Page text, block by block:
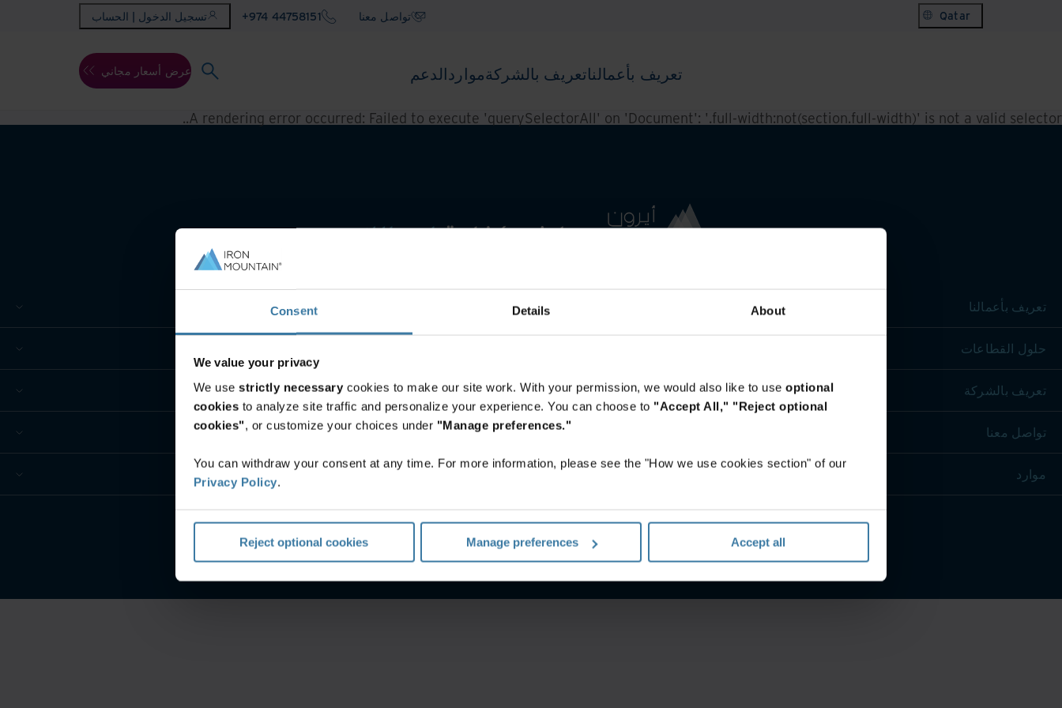
Consent Details About
We value your privacy
We use strictly necessary cookies to make our site work. With your permission, we would also like to use optional
cookies to analyze site traffic and personalize your experience. You can choose to "Accept All," "Reject optional
cookies", or customize your choices under "Manage preferences."
You can withdraw your consent at any time. For more information, please see the "How we use cookies section" of our
Privacy Policy.
Reject optional cookies Manage preferences Accept all
Qatar تواصل معنا +974 44758151 تسجيل الدخول | الحساب
تعريف بأعمالناتعريف بالشركةمواردالدعم عرض أسعار مجاني
A rendering error occurred: Failed to execute 'querySelectorAll' on 'Document': '.full-width:not(section.full-width)' is not a valid selector.
.
تعريف بأعمالنا
حلول القطاعات
تعريف بالشركة
تواصل معنا
موارد
شركة آيرون ماونتن. جميع الحقوق محفوظة.